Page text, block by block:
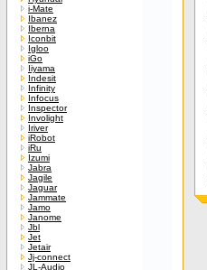
i-Mate
Ibanez
Iberna
Iconbit
Igloo
iGo
Iiyama
Indesit
Infinity
Infocus
Inspector
Involight
Iriver
iRobot
iRu
Izumi
Jabra
Jagile
Jaguar
Jammate
Jamo
Janome
Jbl
Jet
Jetair
Jj-connect
JL-Audio